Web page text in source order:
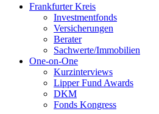
Frankfurter Kreis
Investmentfonds
Versicherungen
Berater
Sachwerte/Immobilien
One-on-One
Kurzinterviews
Lipper Fund Awards
DKM
Fonds Kongress